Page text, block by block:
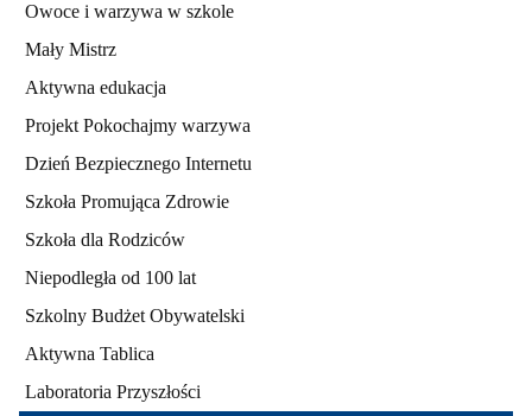
Owoce i warzywa w szkole
Mały Mistrz
Aktywna edukacja
Projekt Pokochajmy warzywa
Dzień Bezpiecznego Internetu
Szkoła Promująca Zdrowie
Szkoła dla Rodziców
Niepodległa od 100 lat
Szkolny Budżet Obywatelski
Aktywna Tablica
Laboratoria Przyszłości